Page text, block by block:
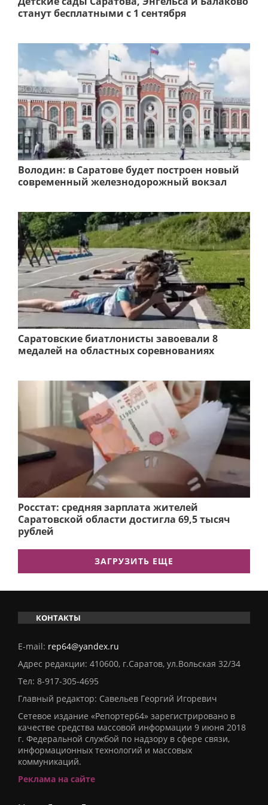
станут бесплатными с 1 сентября
Володин: в Саратове будет построен новый
современный железнодорожный вокзал
Саратовские биатлонисты завоевали 8
медалей на областных соревнованиях
Росстат: средняя зарплата жителей
Саратовской области достигла 69,5 тысяч
рублей
ЗАГРУЗИТЬ ЕЩЕ
КОНТАКТЫ
E-mail: rep64@yandex.ru
Адрес редакции: 410600, г.Саратов, ул.Вольская 32/34
Тел: 8-917-305-4695
Главный редактор: Савельев Георгий Игоревич
Сетевое издание «Репортер64» зарегистрировано в
качестве средства массовой информации 9 июня 2018
г. Федеральной службой по надзору в сфере связи,
информационных технологий и массовых
коммуникаций.
Реклама на сайте